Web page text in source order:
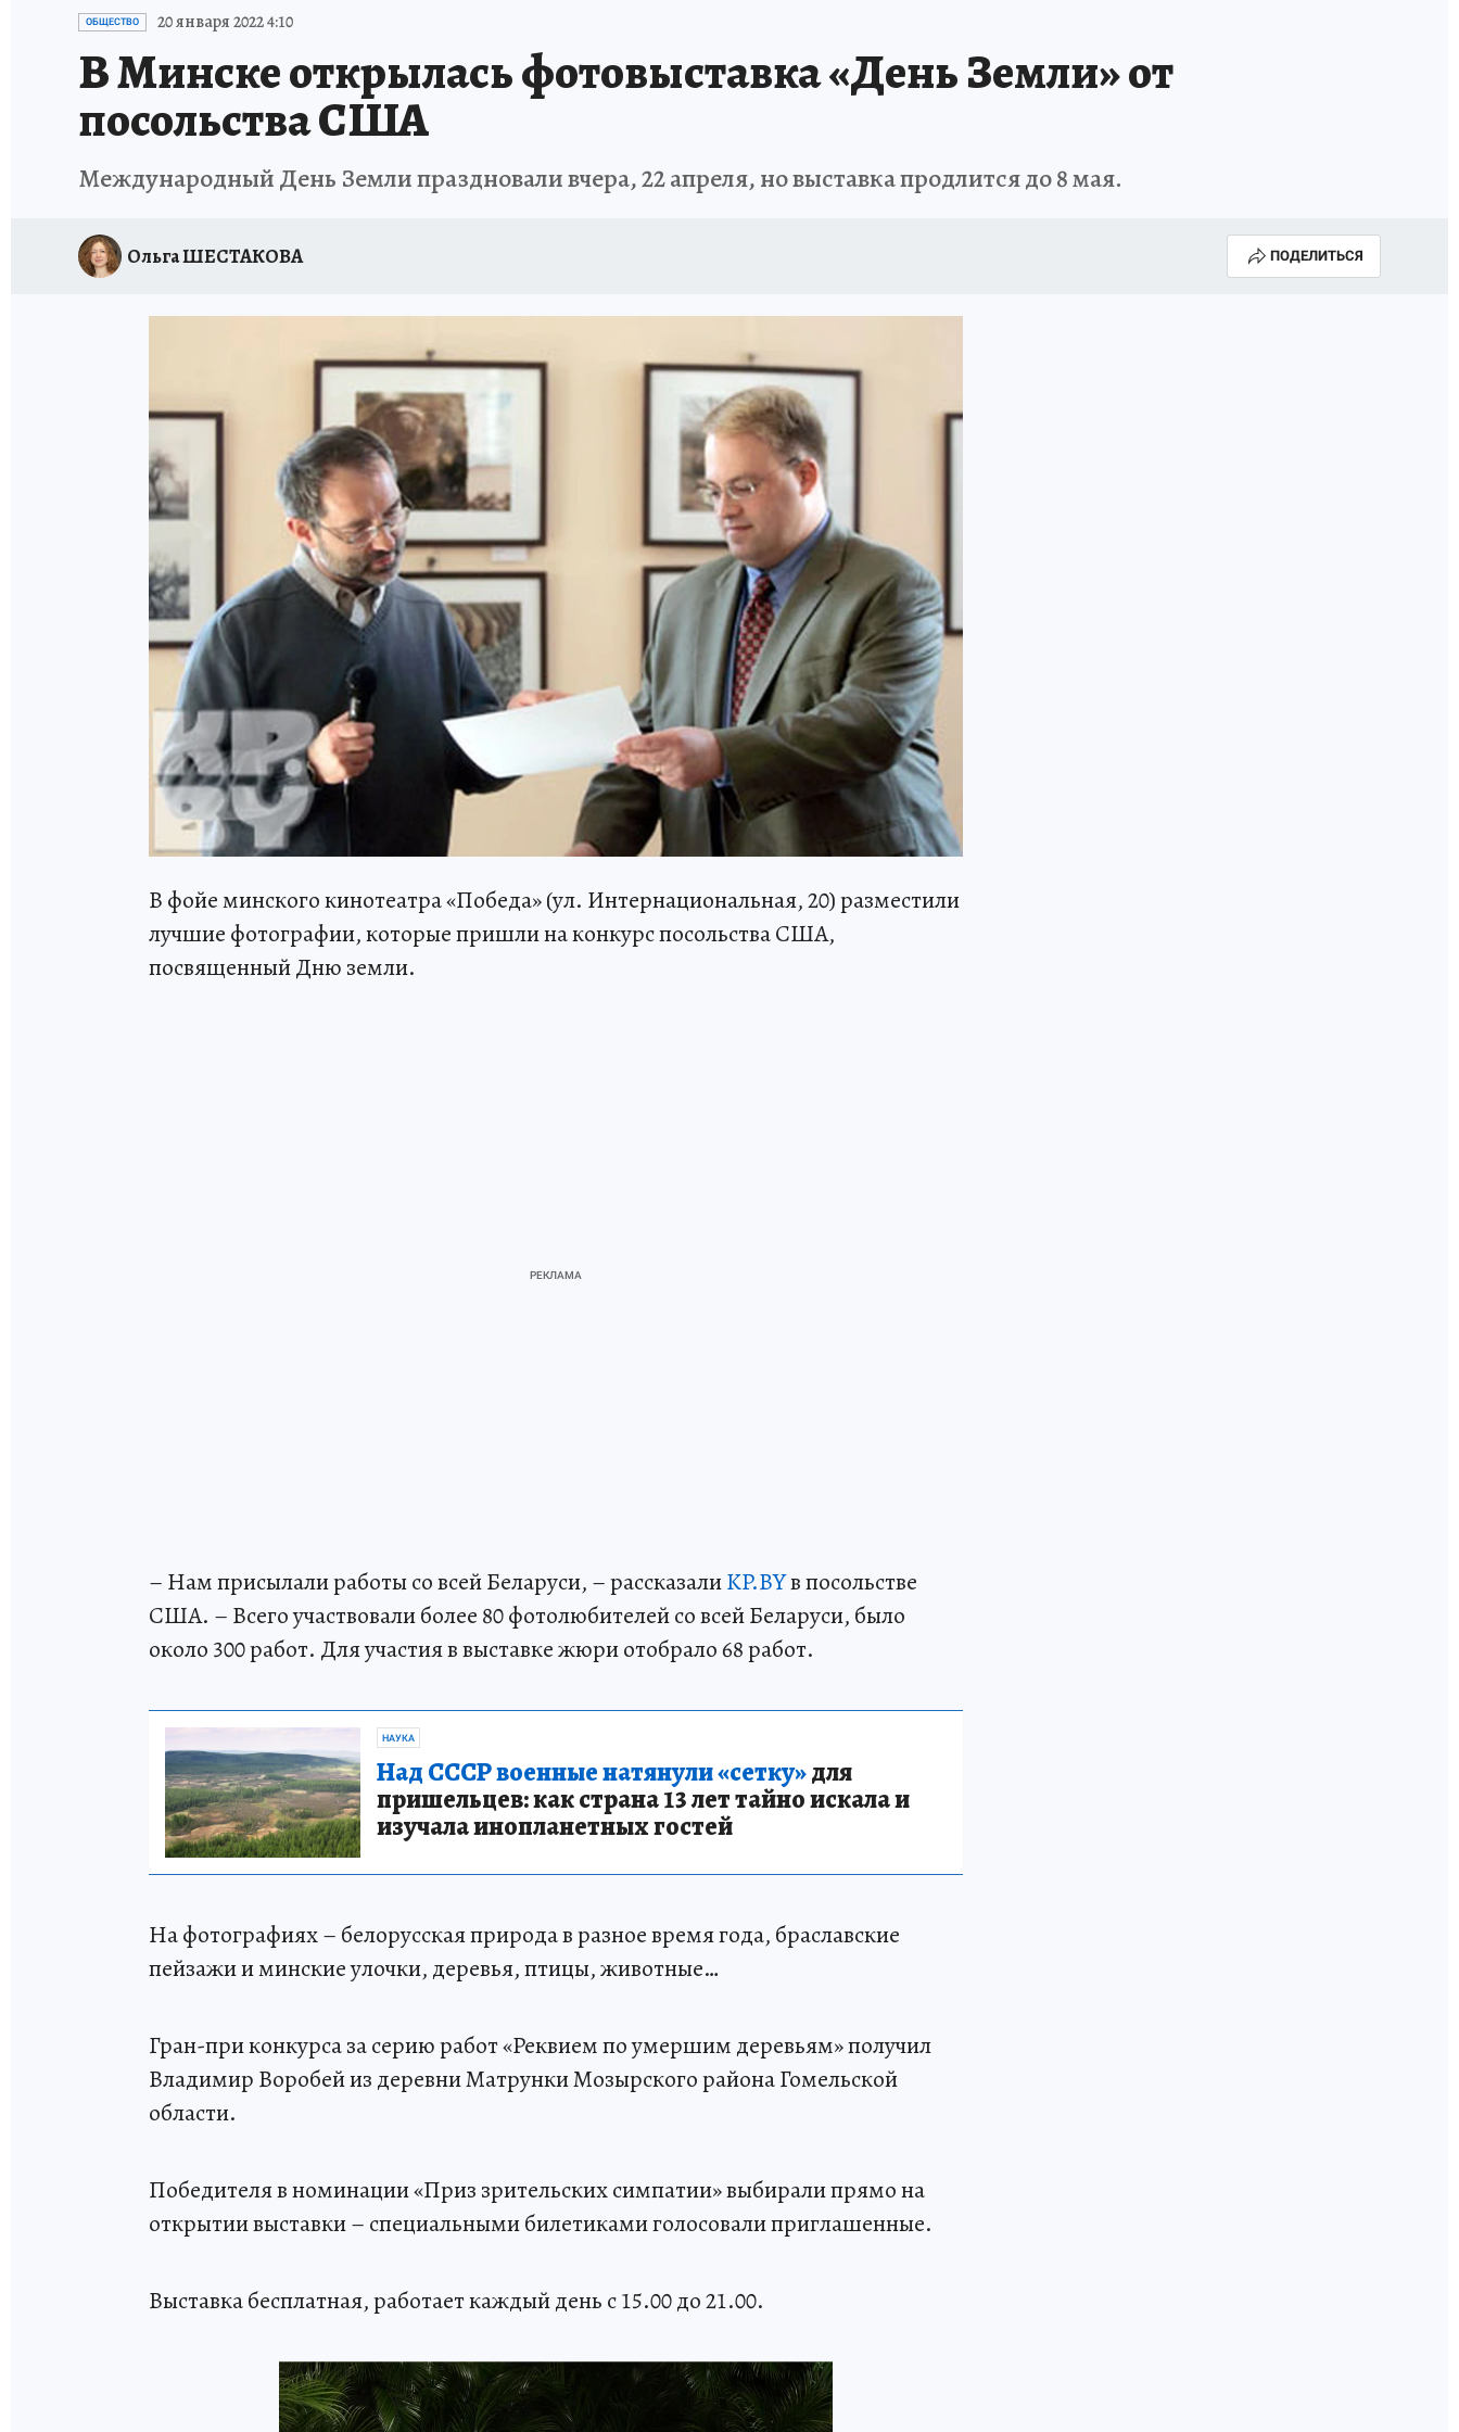
ИСПЫТАНО НА СЕБЕ
ОБЩЕСТВО 20 января 2022 4:10
В Минске открылась фотовыставка «День Земли» от
посольства США
Международный День Земли праздновали вчера, 22 апреля, но выставка продлится до 8 мая.
Ольга ШЕСТАКОВА ПОДЕЛИТЬСЯ
В фойе минского кинотеатра «Победа» (ул. Интернациональная, 20) разместили
лучшие фотографии, которые пришли на конкурс посольства США,
посвященный Дню земли.
– Нам присылали работы со всей Беларуси, – рассказалиKP.BYв посольстве
США. – Всего участвовали более 80 фотолюбителей со всей Беларуси, было
около 300 работ. Для участия в выставке жюри отобрало 68 работ.
НАУКА
Над СССР военные натянули «сетку»для
пришельцев: как страна 13 лет тайно искала и
изучала инопланетных гостей
На фотографиях – белорусская природа в разное время года, браславские
пейзажи и минские улочки, деревья, птицы, животные…
Гран-при конкурса за серию работ «Реквием по умершим деревьям» получил
Владимир Воробей из деревни Матрунки Мозырского района Гомельской
области.
Победителя в номинации «Приз зрительских симпатии» выбирали прямо на
открытии выставки – специальными билетиками голосовали приглашенные.
Выставка бесплатная, работает каждый день с 15.00 до 21.00.